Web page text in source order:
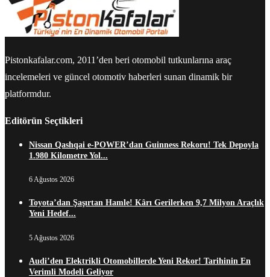
Pistonkafalar.com, 2011’den beri otomobil tutkunlarına araç
incelemeleri ve güncel otomotiv haberleri sunan dinamik bir
platformdur.
Editörün Seçtikleri
Nissan Qashqai e-POWER’dan Guinness Rekoru! Tek Depoyla
1.980 Kilometre Yol...
6 Ağustos 2026
Toyota’dan Şaşırtan Hamle! Kârı Gerilerken 9,7 Milyon Araçlık
Yeni Hedef...
5 Ağustos 2026
Audi’den Elektrikli Otomobillerde Yeni Rekor! Tarihinin En
Verimli Modeli Geliyor